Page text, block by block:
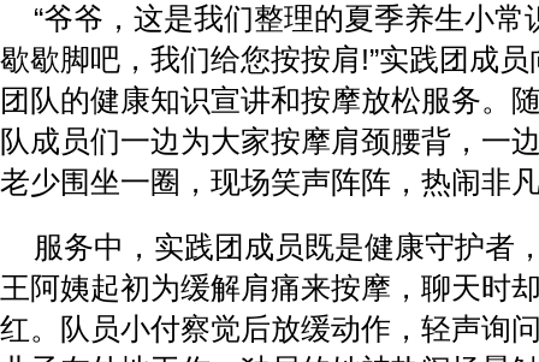
“爷爷，这是我们整理的夏季养生小常
歇歇脚吧，我们给您按按肩!”实践团成
团队的健康知识宣讲和按摩放松服务。
队成员们一边为大家按摩肩颈腰背，一
老少围坐一圈，现场笑声阵阵，热闹非
服务中，实践团成员既是健康守护者
王阿姨起初为缓解肩痛来按摩，聊天时
红。队员小付察觉后放缓动作，轻声询